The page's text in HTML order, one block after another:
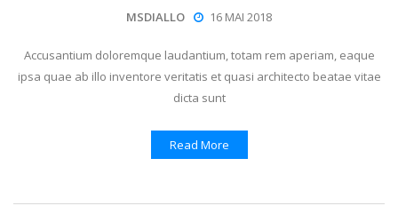
MSDIALLO 16 MAI 2018
Accusantium doloremque laudantium, totam rem aperiam, eaque
ipsa quae ab illo inventore veritatis et quasi architecto beatae vitae
dicta sunt
Read More